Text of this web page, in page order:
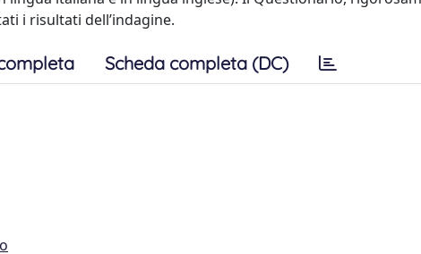
i risultati dell’indagine.
Scheda completa (DC)